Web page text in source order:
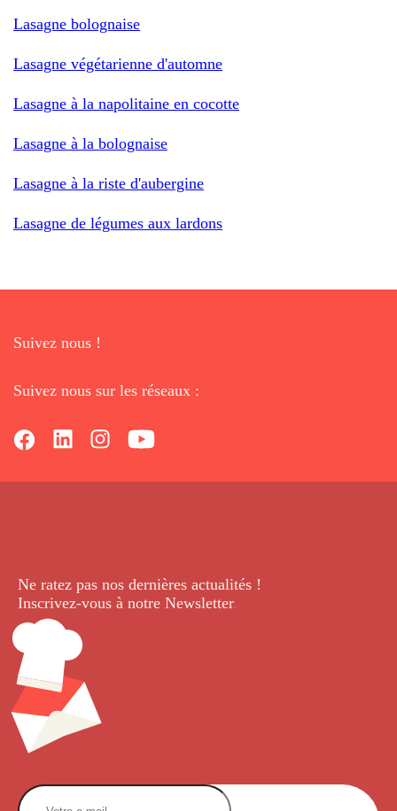
Lasagne bolognaise
Lasagne végétarienne d'automne
Lasagne à la napolitaine en cocotte
Lasagne à la bolognaise
Lasagne à la riste d'aubergine
Lasagne de légumes aux lardons
Suivez nous !
Suivez nous sur les réseaux :
Ne ratez pas nos dernières actualités !
Inscrivez-vous à notre Newsletter.